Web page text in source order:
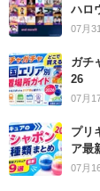
ハロ
07月
ガチ
26
07月
プリ
ア最
07月